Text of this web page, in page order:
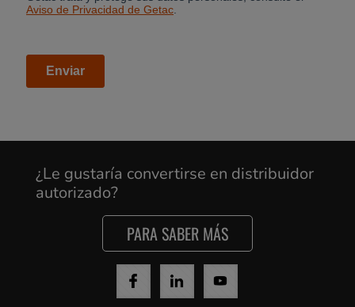
Yes, I agree
¿Le gustaría convertirse en distribuidor
autorizado?
PARA SABER MÁS